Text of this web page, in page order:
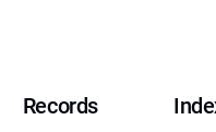
Records